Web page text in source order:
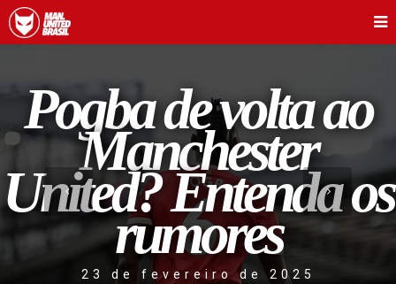
Pogba de volta ao
Manchester
United? Entenda os
rumores
23 de fevereiro de 2025